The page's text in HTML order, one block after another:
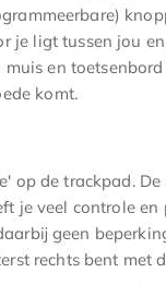
je ligt tussen jou
en
komt.
op de trackpad.
je veel controle en
geen
rechts bent met